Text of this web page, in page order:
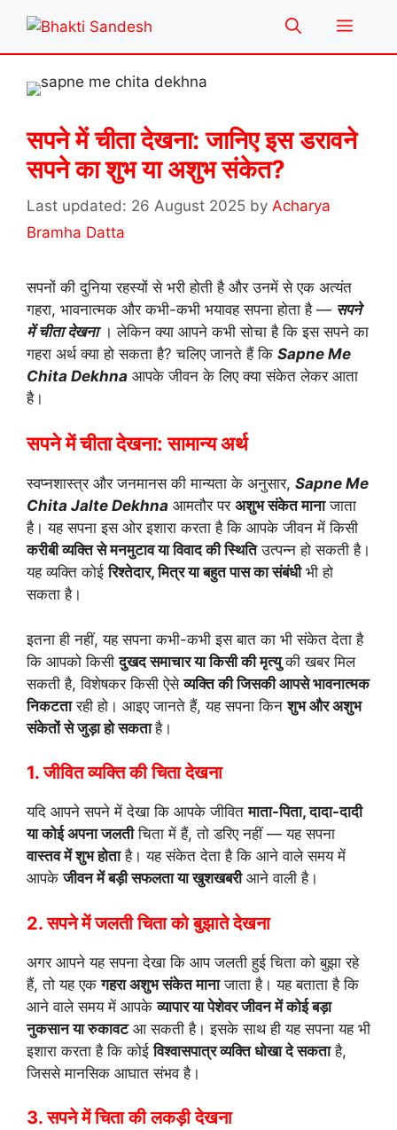
content
Menu
सपने में चीता देखना: जानिए इस डरावने
सपने का शुभ या अशुभ संकेत?
26 August 2025 by Acharya
Bramha Datta
सपनों की दुनिया रहस्यों से भरी होती है और उनमें से एक अत्यंत
गहरा, भावनात्मक और कभी-कभी भयावह सपना होता है — सपने
में चीता देखना। लेकिन क्या आपने कभी सोचा है कि इस सपने का
गहरा अर्थ क्या हो सकता है? चलिए जानते हैं कि Sapne Me
Chita Dekhna आपके जीवन के लिए क्या संकेत लेकर आता
है।
सपने में चीता देखना: सामान्य अर्थ
स्वप्नशास्त्र और जनमानस की मान्यता के अनुसार, Sapne Me
Chita Jalte Dekhna आमतौर पर अशुभ संकेत मानाजाता
है। यह सपना इस ओर इशारा करता है कि आपके जीवन में किसी
करीबी व्यक्ति से मनमुटाव या विवाद की स्थितिउत्पन्न हो सकती है।
यह व्यक्ति कोईरिश्तेदार, मित्र या बहुत पास का संबंधीभी हो
सकता है।
इतना ही नहीं, यह सपना कभी-कभी इस बात का भी संकेत देता है
कि आपको किसीदुखद समाचार या किसी की मृत्युकी खबर मिल
सकती है, विशेषकर किसी ऐसेव्यक्ति की जिसकी आपसे भावनात्मक
निकटतारही हो। आइए जानते हैं, यह सपना किनशुभ और अशुभ
संकेतों से जुड़ा हो सकताहै।
1. जीवित व्यक्ति की चिता देखना
यदि आपने सपने में देखा कि आपके जीवितमाता-पिता, दादा-दादी
या कोई अपना जलतीचिता में हैं, तो डरिए नहीं — यह सपना
वास्तव में शुभ होताहै। यह संकेत देता है कि आने वाले समय में
आपकेजीवन में बड़ी सफलता या खुशखबरीआने वाली है।
2. सपने में जलती चिता को बुझाते देखना
अगर आपने यह सपना देखा कि आप जलती हुई चिता को बुझा रहे
हैं, तो यह एकगहरा अशुभ संकेत मानाजाता है। यह बताता है कि
आने वाले समय में आपकेव्यापार या पेशेवर जीवन में कोई बड़ा
नुकसान या रुकावटआ सकती है। इसके साथ ही यह सपना यह भी
इशारा करता है कि कोईविश्वासपात्र व्यक्ति धोखा दे सकताहै,
जिससे मानसिक आघात संभव है।
3. सपने में चिता की लकड़ी देखना